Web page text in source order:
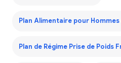
Plan Alimentaire pour Hommes
Plan de Régime Prise de Poids